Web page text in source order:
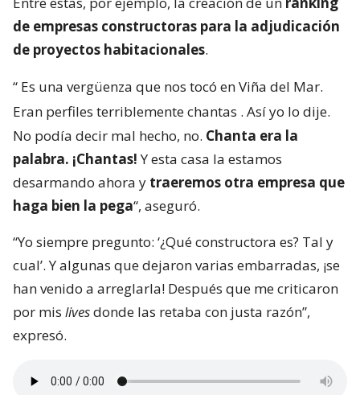
de empresas constructoras para la adjudicación
de proyectos habitacionales.
“ Es una vergüenza que nos tocó en Viña del Mar.
Eran perfiles terriblemente chantas . Así yo lo dije.
No podía decir mal hecho, no. Chanta era la
palabra. ¡Chantas!Y esta casa la estamos
desarmando ahora y traeremos otra empresa que
haga bien la pega“, aseguró.
“Yo siempre pregunto: ‘¿Qué constructora es? Tal y
cual’. Y algunas que dejaron varias embarradas, ¡se
han venido a arreglarla! Después que me criticaron
por mis livesdonde las retaba con justa razón”,
expresó.